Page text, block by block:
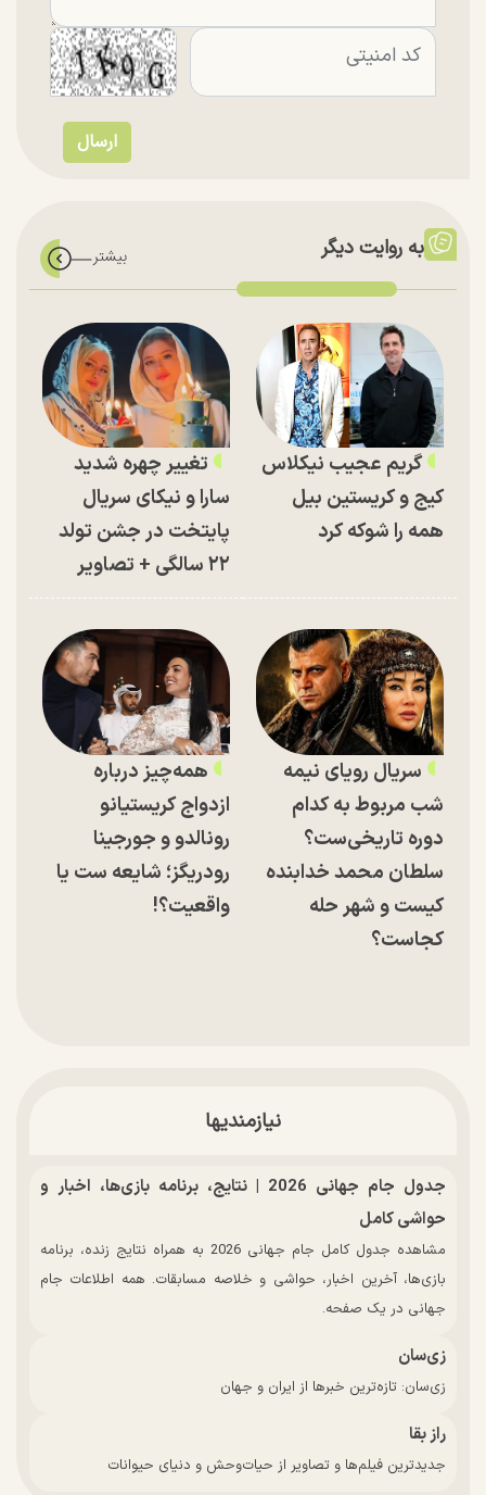
به روایت دیگر
گریم عجیب نیکلاس
کیج و کریستین بیل
همه را شوکه کرد
تغییر چهره شدید
سارا و نیکای سریال
پایتخت در جشن تولد
۲۲ سالگی + تصاویر
سریال رویای نیمه
شب مربوط به کدام
دوره تاریخی‌ست؟
سلطان محمد خدابنده
کیست و شهر حله
کجاست؟
همه‌چیز درباره
ازدواج کریستیانو
رونالدو و جورجینا
رودریگز؛ شایعه ست یا
واقعیت؟!
نیازمندیها
جدول جام جهانی 2026 | نتایج، برنامه بازی‌ها، اخبار و
حواشی کامل
مشاهده جدول کامل جام جهانی 2026 به همراه نتایج زنده، برنامه
بازی‌ها، آخرین اخبار، حواشی و خلاصه مسابقات. همه اطلاعات جام
جهانی در یک صفحه.
زی‌سان
زی‌سان: تازه‌ترین خبرها از ایران و جهان
راز بقا
جدیدترین فیلم‌ها و تصاویر از حیات‌وحش و دنیای حیوانات